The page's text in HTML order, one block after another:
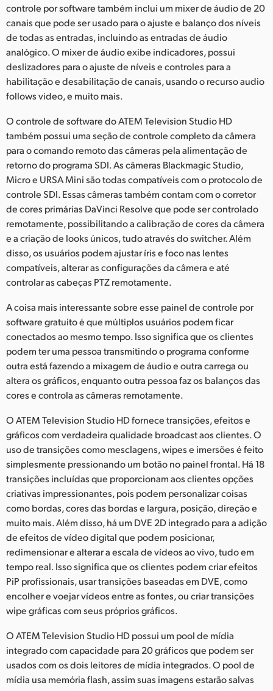
controle por software também inclui um mixer de áudio de 20
canais que pode ser usado para o ajuste e balanço dos níveis
de todas as entradas, incluindo as entradas de áudio
analógico. O mixer de áudio exibe indicadores, possui
deslizadores para o ajuste de níveis e controles para a
habilitação e desabilitação de canais, usando o recurso audio
follows video, e muito mais.
O controle de software do ATEM Television Studio HD
também possui uma seção de controle completo da câmera
para o comando remoto das câmeras pela alimentação de
retorno do programa SDI. As câmeras Blackmagic Studio,
Micro e URSA Mini são todas compatíveis com o protocolo de
controle SDI. Essas câmeras também contam com o corretor
de cores primárias DaVinci Resolve que pode ser controlado
remotamente, possibilitando a calibração de cores da câmera
e a criação de looks únicos, tudo através do switcher. Além
disso, os usuários podem ajustar íris e foco nas lentes
compatíveis, alterar as configurações da câmera e até
controlar as cabeças PTZ remotamente.
A coisa mais interessante sobre esse painel de controle por
software gratuito é que múltiplos usuários podem ficar
conectados ao mesmo tempo. Isso significa que os clientes
podem ter uma pessoa transmitindo o programa conforme
outra está fazendo a mixagem de áudio e outra carrega ou
altera os gráficos, enquanto outra pessoa faz os balanços das
cores e controla as câmeras remotamente.
O ATEM Television Studio HD fornece transições, efeitos e
gráficos com verdadeira qualidade broadcast aos clientes. O
uso de transições como mesclagens, wipes e imersões é feito
simplesmente pressionando um botão no painel frontal. Há 18
transições incluídas que proporcionam aos clientes opções
criativas impressionantes, pois podem personalizar coisas
como bordas, cores das bordas e largura, posição, direção e
muito mais. Além disso, há um DVE 2D integrado para a adição
de efeitos de vídeo digital que podem posicionar,
redimensionar e alterar a escala de vídeos ao vivo, tudo em
tempo real. Isso significa que os clientes podem criar efeitos
PiP profissionais, usar transições baseadas em DVE, como
encolher e voejar vídeos entre as fontes, ou criar transições
wipe gráficas com seus próprios gráficos.
O ATEM Television Studio HD possui um pool de mídia
integrado com capacidade para 20 gráficos que podem ser
usados com os dois leitores de mídia integrados. O pool de
mídia usa memória flash, assim suas imagens estarão salvas